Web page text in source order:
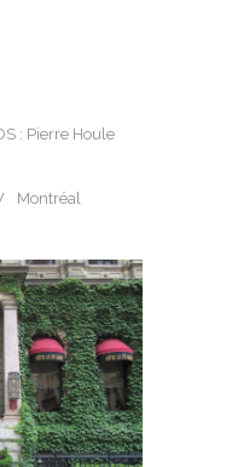
: Pierre Houle
Montréal